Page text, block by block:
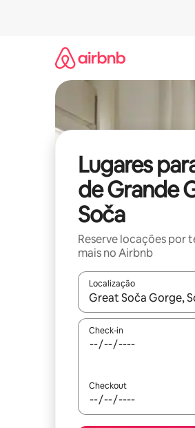
Lugares
de Grande
Soča
Reserve locações por
mais no Airbnb
Localização
Quando os resultados
Check-in
Checkout